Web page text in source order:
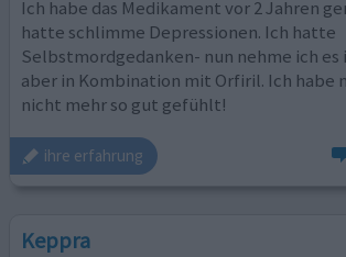
Ich habe das Medikament vor 2 Jahren
hatte schlimme Depressionen. Ich hatte
Selbstmordgedanken- nun nehme ich es
aber in Kombination mit Orfiril. Ich habe
nicht mehr so gut gefühlt!
ihre erfahrung
Keppra